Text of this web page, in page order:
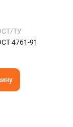
ТУ
4761-91